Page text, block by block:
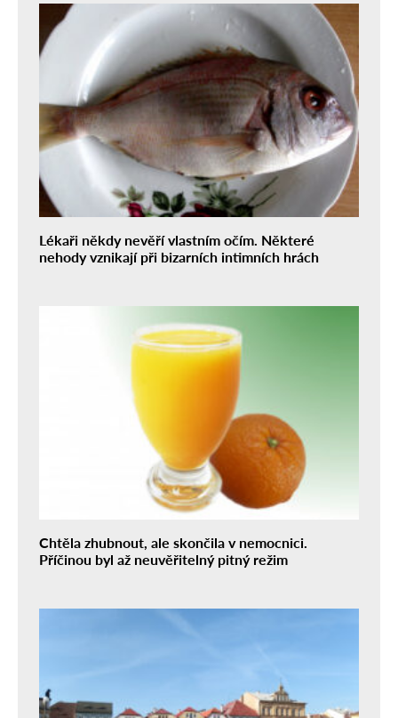
Lékaři někdy nevěří vlastním očím. Některé
nehody vznikají při bizarních intimních hrách
Chtěla zhubnout, ale skončila v nemocnici.
Příčinou byl až neuvěřitelný pitný režim